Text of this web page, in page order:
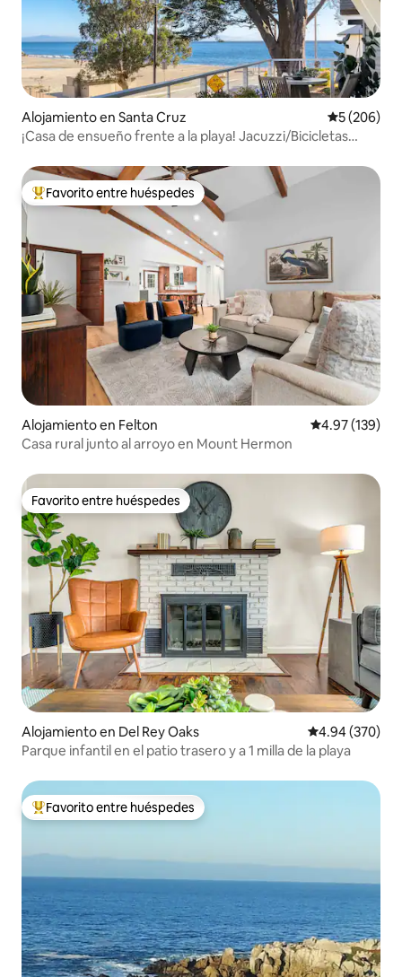
Alojamiento en Santa Cruz Calificación
5 (206)
¡Casa de ensueño frente a la playa! Jacuzzi/Bicicletas
Favorito entre huéspedes preferido
Favorito entre huéspedes
Alojamiento en Felton Calificación
4.97 (139)
Casa rural junto al arroyo en Mount Hermon
Favorito entre huéspedes
Favorito entre huéspedes
Alojamiento en Del Rey Oaks Calificación
4.94 (370)
Parque infantil en el patio trasero y a 1 milla de la playa
Favorito entre huéspedes preferido
Favorito entre huéspedes